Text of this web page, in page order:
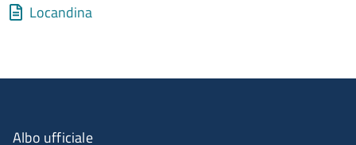
Allegati
Document
Locandina
Albo ufficiale